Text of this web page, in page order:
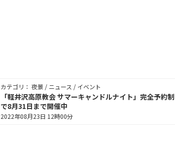
カテゴリ： 夜景 / ニュース / イベント
「軽井沢高原教会 サマーキャンドルナイト」完全予約制
で8月31日まで開催中
2022年08月23日 12時00分